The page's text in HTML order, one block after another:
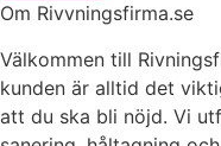
Om Rivvningsfirma.se
Välkommen till
kunden är alltid det
att du ska bli nöjd. Vi